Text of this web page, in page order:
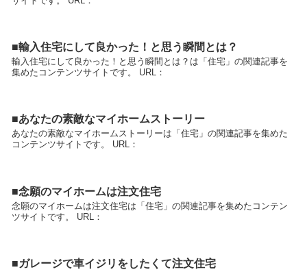
■輸入住宅にして良かった！と思う瞬間とは？
輸入住宅にして良かった！と思う瞬間とは？は「住宅」の関連記事を
集めたコンテンツサイトです。 URL：
■あなたの素敵なマイホームストーリー
あなたの素敵なマイホームストーリーは「住宅」の関連記事を集めた
コンテンツサイトです。 URL：
■念願のマイホームは注文住宅
念願のマイホームは注文住宅は「住宅」の関連記事を集めたコンテン
ツサイトです。 URL：
■ガレージで車イジリをしたくて注文住宅